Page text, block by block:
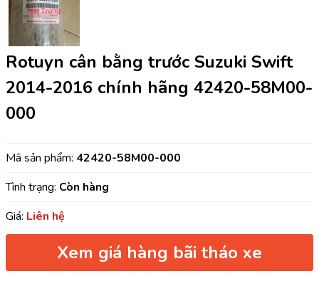
Rotuyn cân bằng trước Suzuki Swift
2014-2016 chính hãng 42420-58M00-
000
Mã sản phẩm: 42420-58M00-000
Tình trạng: Còn hàng
Giá: Liên hệ
Xem giá hàng bãi tháo xe